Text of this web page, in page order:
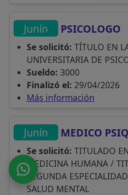
Junín PSICOLOGO
Se solicitó: TÍTULO EN
UNIVERSITARIA DE
Sueldo: 3000
Finalizó el: 29/04/2026
Más información
Junín MEDICO
Se solicitó: TITULADO
MEDICINA HUMANA /
SEGUNDA
SALUD MENTAL